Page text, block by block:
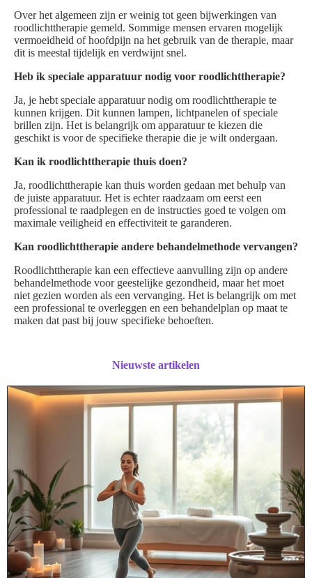
Over het algemeen zijn er weinig tot geen bijwerkingen van
roodlichttherapie gemeld. Sommige mensen ervaren mogelijk
vermoeidheid of hoofdpijn na het gebruik van de therapie, maar
dit is meestal tijdelijk en verdwijnt snel.
Heb ik speciale apparatuur nodig voor roodlichttherapie?
Ja, je hebt speciale apparatuur nodig om roodlichttherapie te
kunnen krijgen. Dit kunnen lampen, lichtpanelen of speciale
brillen zijn. Het is belangrijk om apparatuur te kiezen die
geschikt is voor de specifieke therapie die je wilt ondergaan.
Kan ik roodlichttherapie thuis doen?
Ja, roodlichttherapie kan thuis worden gedaan met behulp van
de juiste apparatuur. Het is echter raadzaam om eerst een
professional te raadplegen en de instructies goed te volgen om
maximale veiligheid en effectiviteit te garanderen.
Kan roodlichttherapie andere behandelmethode vervangen?
Roodlichttherapie kan een effectieve aanvulling zijn op andere
behandelmethode voor geestelijke gezondheid, maar het moet
niet gezien worden als een vervanging. Het is belangrijk om met
een professional te overleggen en een behandelplan op maat te
maken dat past bij jouw specifieke behoeften.
Nieuwste artikelen